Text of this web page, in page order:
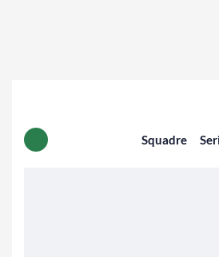
Squadre